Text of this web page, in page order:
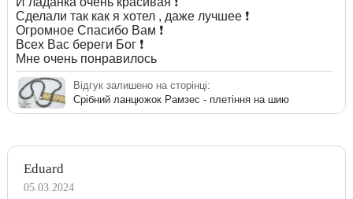
Сделали так как я хотел , даже лучшее ❗️
Огромное Спасибо Вам ❗️
Всех Вас береги Бог ❗️
Мне очень понравилось
Відгук залишено на сторінці:
Срібний ланцюжок Рамзес - плетіння на шию
Eduard
05.03.2024